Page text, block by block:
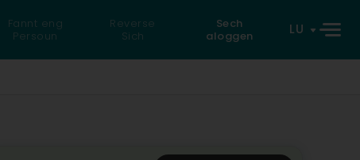
Fannt eng
Persoun
Reverse
Sich
Sech
aloggen
LU